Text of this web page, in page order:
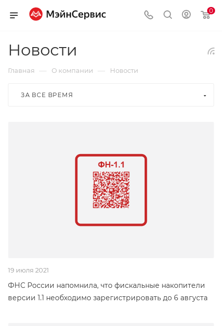
0
Новости
Главная — О компании — Новости
ЗА ВСЕ ВРЕМЯ
19 июля 2021
ФНС России напомнила, что фискальные накопители
версии 1.1 необходимо зарегистрировать до 6 августа